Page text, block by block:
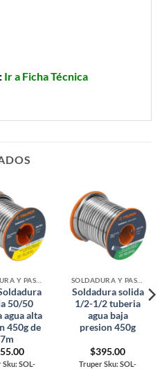
Ir a Ficha Técnica
SOLDADURA Y PASTAS
50/50
agua alta
450g de
7m
SOL-
SOLDADURA Y PASTAS
Soldadura solida
1/2-1/2 tuberia
agua baja
presion 450g
$395.00
Truper Sku: SOL-